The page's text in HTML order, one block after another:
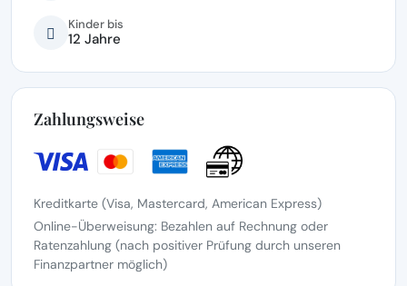
Kinder bis
12 Jahre
Zahlungsweise
Kreditkarte (Visa, Mastercard, American Express)
Online-Überweisung: Bezahlen auf Rechnung oder
Ratenzahlung (nach positiver Prüfung durch unseren
Finanzpartner möglich)